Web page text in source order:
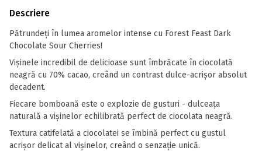
Descriere
Pătrundeți în lumea aromelor intense cu Forest Feast Dark
Chocolate Sour Cherries!
Vișinele incredibil de delicioase sunt îmbrăcate în ciocolată
neagră cu 70% cacao, creând un contrast dulce-acrișor absolut
decadent.
Fiecare bomboană este o explozie de gusturi - dulceața
naturală a vișinelor echilibrată perfect de ciocolata neagră.
Textura catifelată a ciocolatei se îmbină perfect cu gustul
acrișor delicat al vișinelor, creând o senzație unică.